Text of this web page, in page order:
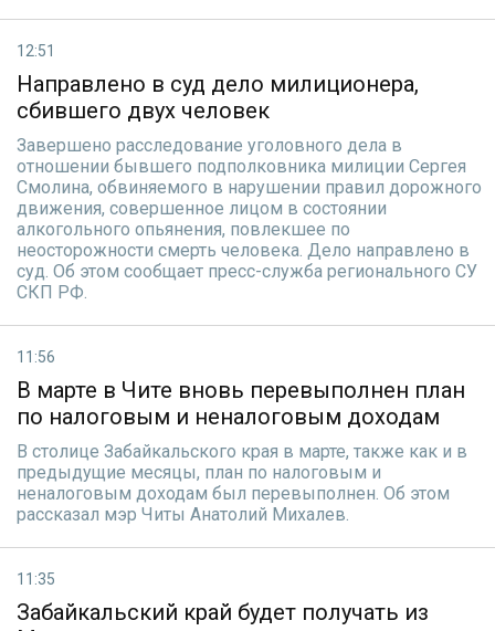
12:51
Направлено в суд дело милиционера,
сбившего двух человек
Завершено расследование уголовного дела в
отношении бывшего подполковника милиции Сергея
Смолина, обвиняемого в нарушении правил дорожного
движения, совершенное лицом в состоянии
алкогольного опьянения, повлекшее по
неосторожности смерть человека. Дело направлено в
суд. Об этом сообщает пресс-служба регионального СУ
СКП РФ.
11:56
В марте в Чите вновь перевыполнен план
по налоговым и неналоговым доходам
В столице Забайкальского края в марте, также как и в
предыдущие месяцы, план по налоговым и
неналоговым доходам был перевыполнен. Об этом
рассказал мэр Читы Анатолий Михалев.
11:35
Забайкальский край будет получать из